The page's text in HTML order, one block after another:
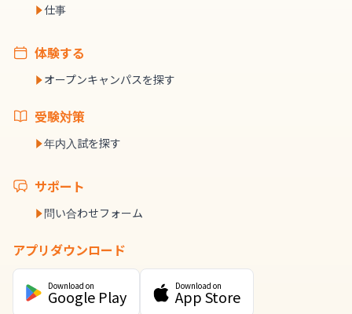
仕事
体験する
オープンキャンパスを探す
受験対策
年内入試を探す
サポート
問い合わせフォーム
アプリダウンロード
Download on
Google Play
Download on
App Store